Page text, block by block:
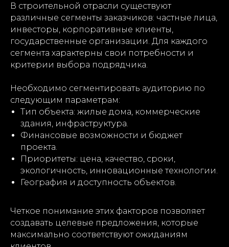
В строительной отрасли существуют
различные сегменты заказчиков: частные лица,
инвесторы, корпоративные клиенты,
государственные организации. Для каждого
сегмента характерны свои потребности и
критерии выбора подрядчика.
Необходимо сегментировать аудиторию по
следующим параметрам:
Тип объекта: жилые дома, коммерческие
здания, инфраструктура.
Финансовые возможности и бюджет
проекта.
Приоритеты: цена, качество, сроки,
экологичность, инновационные технологии.
География и доступность объектов.
Четкое понимание этих факторов позволяет
создавать целевые предложения, которые
максимально соответствуют ожиданиям